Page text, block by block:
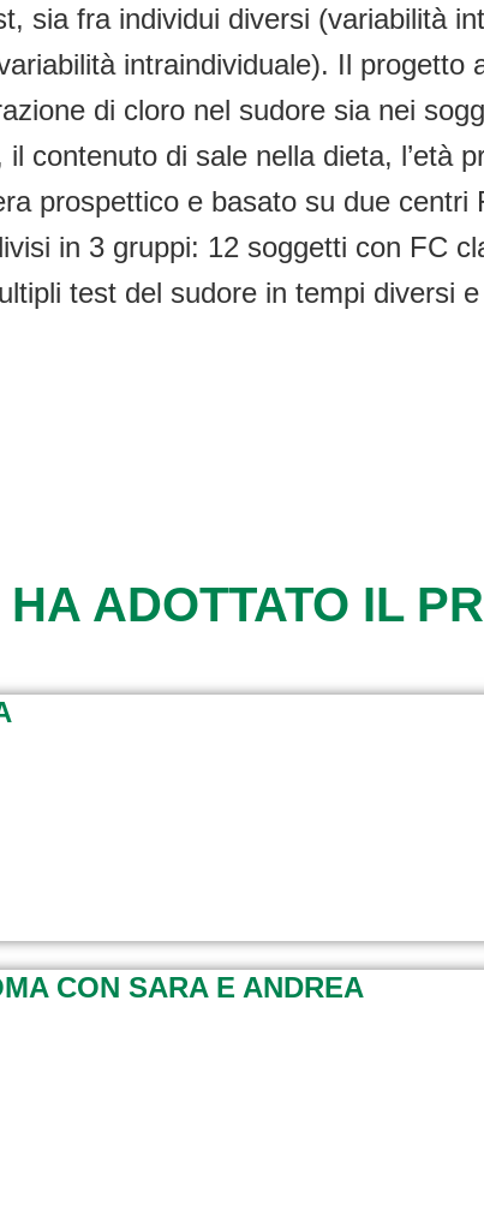
sia fra individui diversi (variabilità
intraindividuale). Il progetto
di cloro nel sudore sia nei
contenuto di sale nella dieta, l’età
prospettico e basato su due
in 3 gruppi: 12 soggetti con FC
test del sudore in tempi diversi
HA ADOTTATO IL
CON SARA E ANDREA